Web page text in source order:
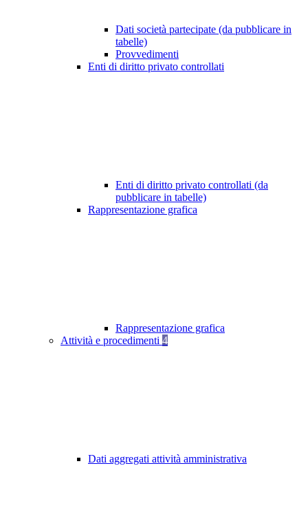
Dati società partecipate (da pubblicare in
tabelle)
Provvedimenti
Enti di diritto privato controllati
Enti di diritto privato controllati (da
pubblicare in tabelle)
Rappresentazione grafica
Rappresentazione grafica
Attività e procedimenti 4
Dati aggregati attività amministrativa